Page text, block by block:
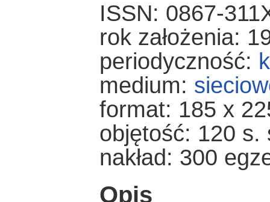
ISSN: 0867-
rok założenia:
periodyczność:
medium:
format: 185 x
objętość: 120 s.
nakład: 300
Opis